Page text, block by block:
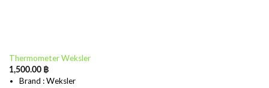
Thermometer Weksler
1,500.00 ฿
Brand : Weksler